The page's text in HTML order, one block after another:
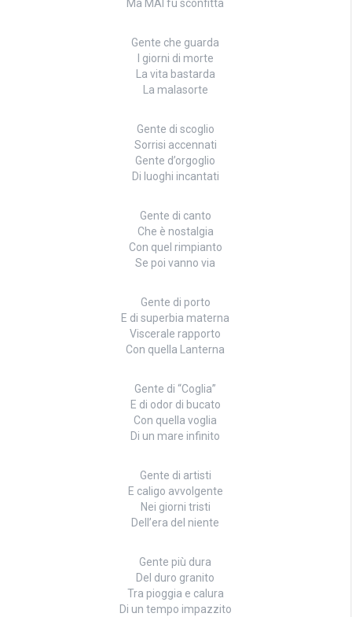
Ma MAI fu sconfitta
Gente che guarda
I giorni di morte
La vita bastarda
La malasorte
Gente di scoglio
Sorrisi accennati
Gente d’orgoglio
Di luoghi incantati
Gente di canto
Che è nostalgia
Con quel rimpianto
Se poi vanno via
Gente di porto
E di superbia materna
Viscerale rapporto
Con quella Lanterna
Gente di “Coglia”
E di odor di bucato
Con quella voglia
Di un mare infinito
Gente di artisti
E caligo avvolgente
Nei giorni tristi
Dell’era del niente
Gente più dura
Del duro granito
Tra pioggia e calura
Di un tempo impazzito